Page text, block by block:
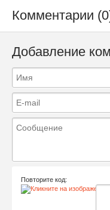
Комментарии
Добавление
Повторите код: